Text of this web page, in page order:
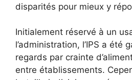
disparités pour mieux y
Initialement réservé à un
l’administration, l’IPS a été
regards par crainte
entre établissements.